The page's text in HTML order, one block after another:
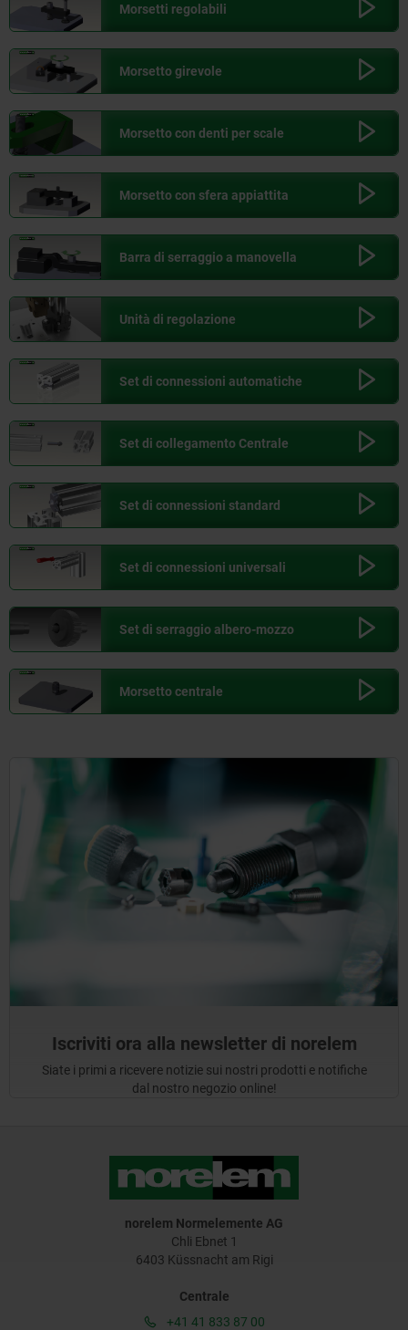
Morsetti regolabili
Morsetto girevole
Morsetto con denti per scale
Morsetto con sfera appiattita
Barra di serraggio a manovella
Unità di regolazione
Set di connessioni automatiche
Set di collegamento Centrale
Set di connessioni standard
Set di connessioni universali
Set di serraggio albero-mozzo
Morsetto centrale
Iscriviti ora alla newsletter di norelem
Siate i primi a ricevere notizie sui nostri prodotti e notifiche
dal nostro negozio online!
norelem Normelemente AG
Chli Ebnet 1
6403 Küssnacht am Rigi
Centrale
+41 41 833 87 00